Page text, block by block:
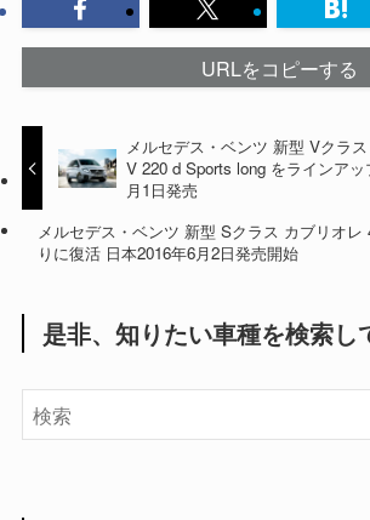
URLをコピーする
メルセデス・ベンツ 新型 Vクラ
V 220 d Sports long をラインア
月1日発売
メルセデス・ベンツ 新型 Sクラス カブリオレ
りに復活 日本2016年6月2日発売開始
是非、知りたい車種を検索し